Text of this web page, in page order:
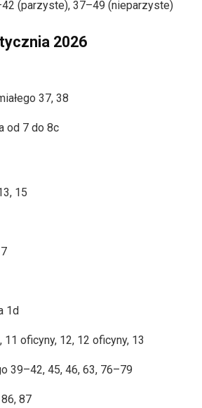
(parzyste), 37–49 (nieparzyste)
2026
37, 38
od 7 do 8c
15
1d
11 oficyny, 12, 12 oficyny, 13
39–42, 45, 46, 63, 76–79
87